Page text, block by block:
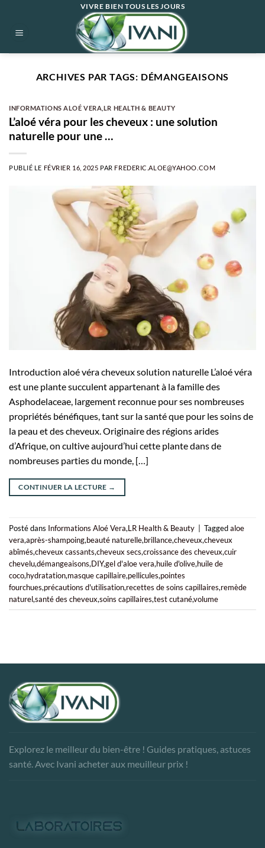
contenu
VIVRE BIEN TOUS LES JOURS
ARCHIVES PAR TAGS: DÉMANGEAISONS
INFORMATIONS ALOÉ VERA LR HEALTH & BEAUTY
L’aloé véra pour les cheveux : une solution
naturelle pour une …
PUBLIÉ LE FÉVRIER 16, 2025 PAR FREDERIC.ALOE@YAHOO.COM
Introduction aloé véra cheveux solution naturelle L’aloé véra
est une plante succulent appartenant à la famille des
Asphodelaceae, largement reconnue pour ses nombreuses
propriétés bénéfiques, tant sur la santé que pour les soins de
la peau et des cheveux. Originaire des régions arides
d’Afrique, on cultive aujourd’hui cette plante dans de
nombreuses parties du monde, […]
CONTINUER LA LECTURE →
Posté dans Informations Aloé Vera,LR Health & Beauty Taggedaloe
vera,après-shampoing,beauté naturelle,brillance,cheveux,cheveux
abîmés,cheveux cassants,cheveux secs,croissance des cheveux,cuir
chevelu,démangeaisons,DIY,gel d'aloe vera,huile d'olive,huile de
coco,hydratation,masque capillaire,pellicules,pointes
fourchues,précautions d'utilisation,recettes de soins capillaires,remède
naturel,santé des cheveux,soins capillaires,test cutané,volume
Explorez le meilleur du bien-être ! Guides pratiques, astuces
santé. Avec Ivani acheter aux meuilleur prix !